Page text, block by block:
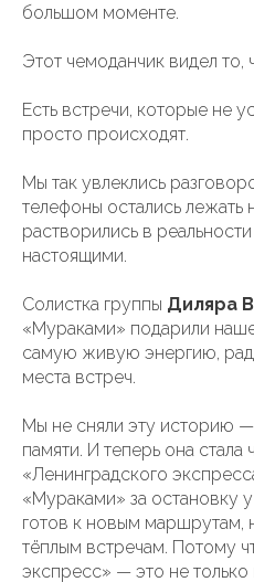
большом моменте.
Этот чемоданчик видел то,
Есть встречи, которые не
просто происходят.
Мы так увлеклись
телефоны остались лежать
растворились в
настоящими.
Солистка группы Диляра
«Мураками» подарили
самую живую энергию,
места встреч.
Мы не сняли эту историю
памяти. И теперь она стала
«Ленинградского
«Мураками» за остановку
готов к новым маршрутам,
тёплым встречам. Потому
экспресс» — это не